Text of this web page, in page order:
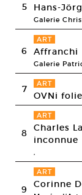
5 Hans-
Galerie
6
ART
Affranchi
Galerie
7 ART
OVNi
8
ART
Charles
inconnue
9
ART
Corinne